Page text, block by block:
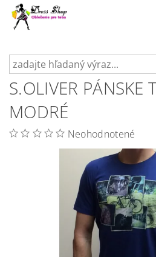
S.OLIVER PÁNSKE
MODRÉ
Neohodnotené